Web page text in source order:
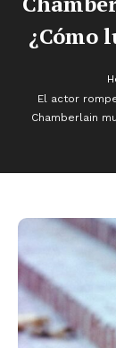
¿Cómo
El actor
Chamberlain